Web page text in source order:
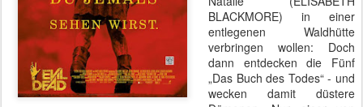
BLACKMORE) in einer
entlegenen Waldhütte
verbringen wollen: Doch
dann entdecken die Fünf
„Das Buch des Todes“ - und
wecken damit düstere